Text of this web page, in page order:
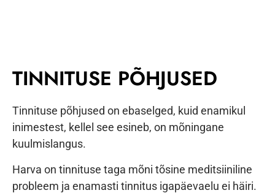
TINNITUSE PÕHJUSED
Tinnituse põhjused on ebaselged, kuid enamikul
inimestest, kellel see esineb, on mõningane
kuulmislangus.
Harva on tinnituse taga mõni tõsine meditsiiniline
probleem ja enamasti tinnitus igapäevaelu ei häiri.